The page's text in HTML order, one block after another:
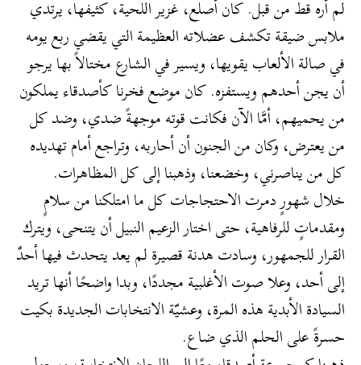
لم أره قط من قبل. كان أصلع، غزير اللحية، كثيفها، يرتدي
ملابس ضيقة تكشف عضلاته العظيمة التي يقضي ربع يومه
في صالة الألعاب يقويها، ويسير في الشارع مختالاً بها يرجو
أن يجن أحدهم ويستفزه. كان موضع فخرنا كأصدقاء يملكون
من يحميهم، أمَّا الآن فكانت قوته موجهةً ضدي، وضد كل
من يعترض، وكان من الجنون أن أحاربه، وتراجع أمام تهديده
كل من يناصرني، وخضعنا، وذهبنا إلى كل المظاهرات.
خلال شهورٍ دمرت الاحتجاجات كل ما امتلكنا من سلامٍ
ومقدماتٍ للرفاهية، حتى اختار الزعيم النبيل أن يتنحى، ويترك
القرار للجمهور، وسادت هدنة قصيرة لم يعد يتحدث فيها أحدٌ
إلى أحد، وعلا صوت الأغلبية مجددًا، وبدا واضحًا أنها تريد
السيادة الأبدية هذه المرة، وعشيّة الانتخابات الجديدة بكيت
حسرةً على الحلم الذي ضاع.